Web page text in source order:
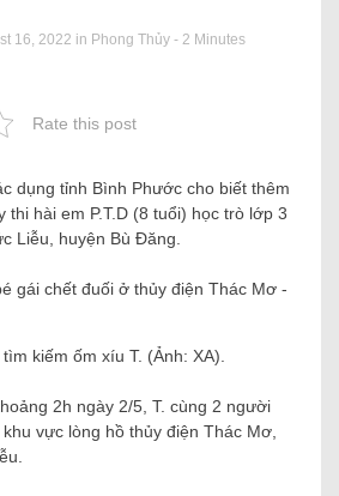
16, 2022 in Phong Thủy - 2 Minutes
Rate this post
dụng tỉnh Bình Phước cho biết thêm
thi hài em P.T.D (8 tuổi) học trò lớp 3
Liễu, huyện Bù Đăng.
kiếm ốm xíu T. (Ảnh: XA).
2h ngày 2/5, T. cùng 2 người
vực lòng hồ thủy điện Thác Mơ,